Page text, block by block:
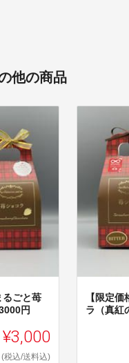
他の商品
るごと苺
円
¥3,000
(税込/送料込)
【限定
ラ（真紅